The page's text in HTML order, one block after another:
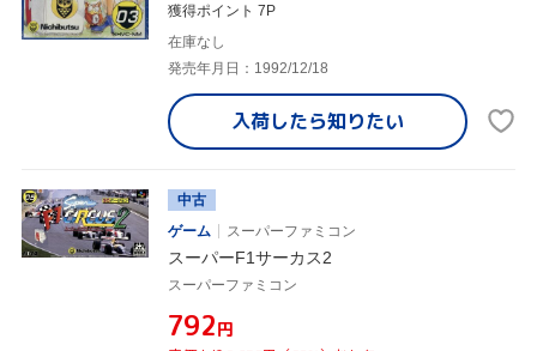
獲得ポイント 7P
在庫なし
発売年月日：1992/12/18
入荷したら知りたい
中古
ゲーム
スーパーファミコン
スーパーF1サーカス2
スーパーファミコン
¥792円